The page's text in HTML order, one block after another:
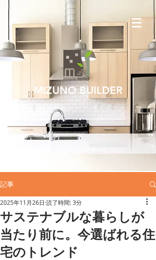
記事
サステナブルな暮らしが
当たり前に。今選ばれる住
宅のトレンド
2025年11月26日 読了時間: 3分
MIZUNO BUILDER